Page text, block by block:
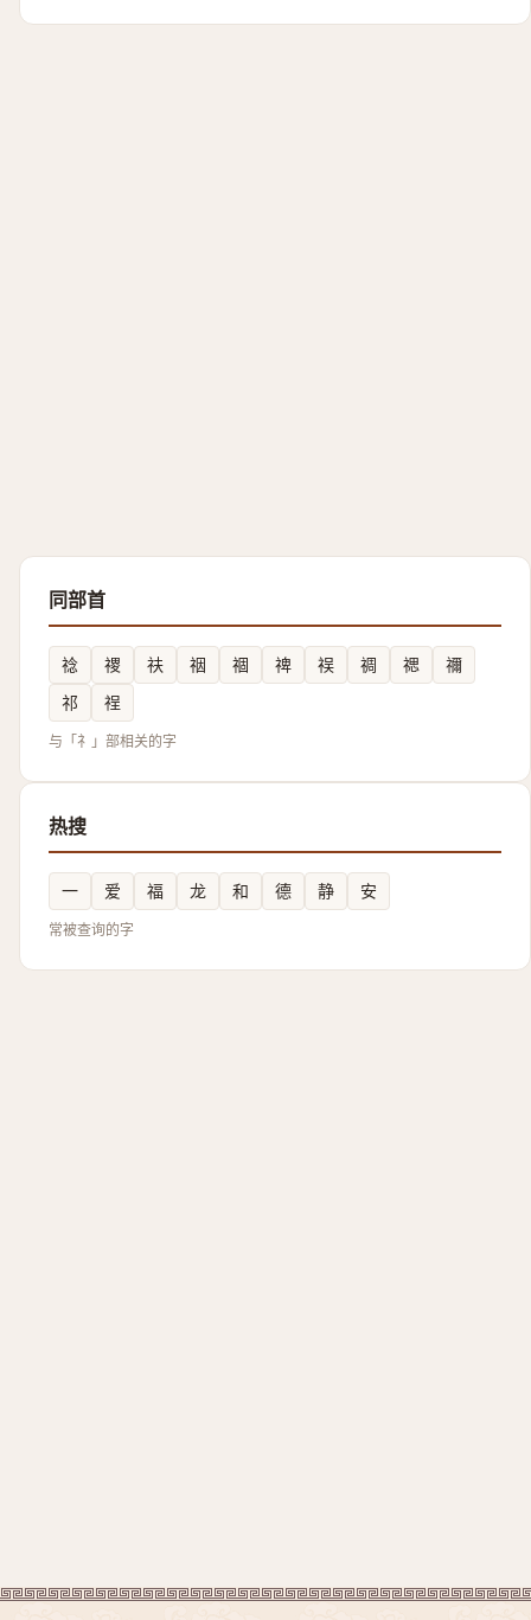
同部首
䄒 禝 䃿 䄄 祻 禆 祦 禂 禗
禰
祁
䄇
与「礻」部相关的字
热搜
一 爱 福 龙 和 德 静 安
常被查询的字